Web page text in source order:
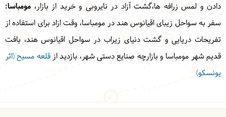
دادن و لمس زرافه ها،گشت آزاد در نایروبی و خرید از بازار، مومباسا:
سفر به سواحل زیبای اقیانوس هند در مومباسا، وقت ازاد برای استفاده از
تفریحات دریایی و گشت دنیای زیراب در سواحل اقیانوس هند، بافت
قدیم شهر مومباسا و بازارچه صنایع دستی شهر، بازدید ازقلعه مسیح (اثر
یونسکو)